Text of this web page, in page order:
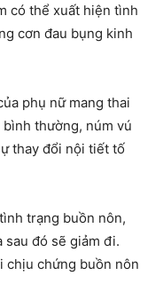
có thể xuất hiện tình
cơn đau bụng kinh
phụ nữ mang thai
thường, núm vú
thay đổi nội tiết tố
trạng buồn nôn,
sau đó sẽ giảm đi.
chịu chứng buồn nôn